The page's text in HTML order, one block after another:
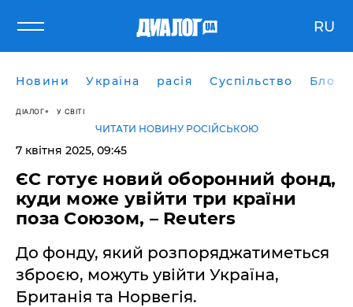
RU
Новини Україна расія Суспільство Блоги
ДІАЛОГ У СВІТІ
ЧИТАТИ НОВИНУ РОСІЙСЬКОЮ
7 квітня 2025, 09:45
ЄС готує новий оборонний фонд,
куди може увійти три країни
поза Союзом, – Reuters
До фонду, який розпоряджатиметься
зброєю, можуть увійти Україна,
Британія та Норвегія.